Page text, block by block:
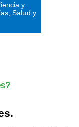
y
Salud y